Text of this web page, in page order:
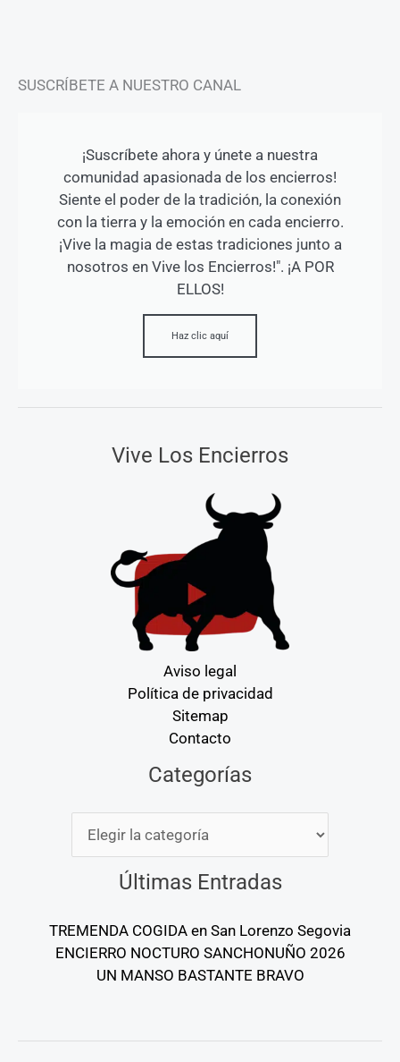
SUSCRÍBETE A NUESTRO CANAL
¡Suscríbete ahora y únete a nuestra
comunidad apasionada de los encierros!
Siente el poder de la tradición, la conexión
con la tierra y la emoción en cada encierro.
¡Vive la magia de estas tradiciones junto a
nosotros en Vive los Encierros!". ¡A POR
ELLOS!
Haz clic aquí
Vive Los Encierros
Aviso legal
Política de privacidad
Sitemap
Contacto
Categorías
Últimas Entradas
TREMENDA COGIDA en San Lorenzo Segovia
ENCIERRO NOCTURO SANCHONUÑO 2026
UN MANSO BASTANTE BRAVO